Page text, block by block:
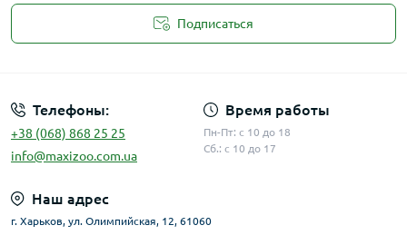
Подписаться
Телефоны:
+38 (068) 868 25 25
info@maxizoo.com.ua
Время работы
Пн-Пт: с 10 до 18
Сб.: с 10 до 17
Наш адрес
г. Харьков, ул. Олимпийская, 12, 61060